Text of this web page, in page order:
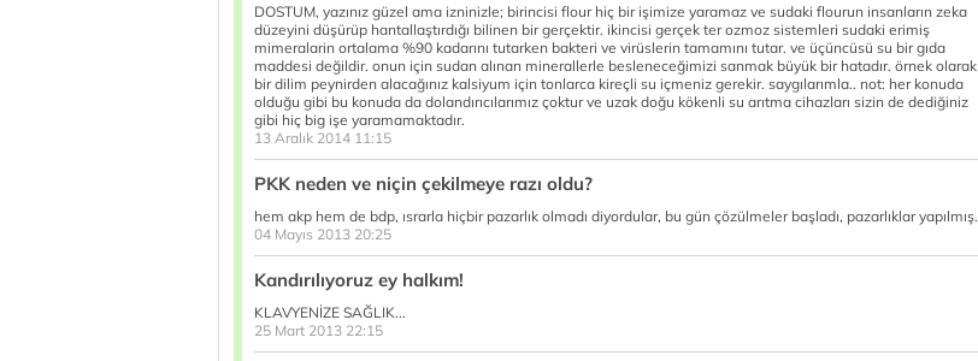
DOSTUM, yazınız güzel ama izninizle; birincisi flour hiç bir işimize yaramaz ve sudaki flourun insanların zeka
düzeyini düşürüp hantallaştırdığı bilinen bir gerçektir. ikincisi gerçek ter ozmoz sistemleri sudaki erimiş
mimeralarin ortalama %90 kadarını tutarken bakteri ve virüslerin tamamını tutar. ve üçüncüsü su bir gıda
maddesi değildir. onun için sudan alınan minerallerle besleneceğimizi sanmak büyük bir hatadır. örnek olarak
bir dilim peynirden alacağınız kalsiyum için tonlarca kireçli su içmeniz gerekir. saygılarımla.. not: her konuda
olduğu gibi bu konuda da dolandırıcılarımız çoktur ve uzak doğu kökenli su arıtma cihazları sizin de dediğiniz
gibi hiç big işe yaramamaktadır.
13 Aralık 2014 11:15
PKK neden ve niçin çekilmeye razı oldu?
hem akp hem de bdp, ısrarla hiçbir pazarlık olmadı diyordular, bu gün çözülmeler başladı, pazarlıklar yapılmış.
04 Mayıs 2013 20:25
Kandırılıyoruz ey halkım!
KLAVYENİZE SAĞLIK...
25 Mart 2013 22:15